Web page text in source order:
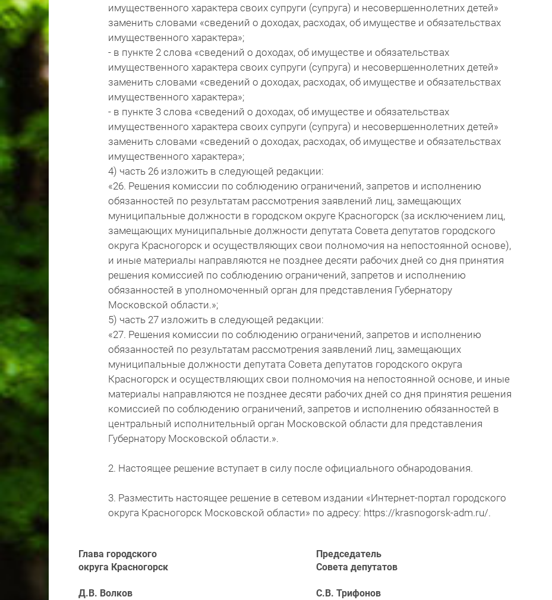
имущественного характера своих супруги (супруга) и несовершеннолетних детей»
заменить словами «сведений о доходах, расходах, об имуществе и обязательствах
имущественного характера»;
- в пункте 2 слова «сведений о доходах, об имуществе и обязательствах
имущественного характера своих супруги (супруга) и несовершеннолетних детей»
заменить словами «сведений о доходах, расходах, об имуществе и обязательствах
имущественного характера»;
- в пункте 3 слова «сведений о доходах, об имуществе и обязательствах
имущественного характера своих супруги (супруга) и несовершеннолетних детей»
заменить словами «сведений о доходах, расходах, об имуществе и обязательствах
имущественного характера»;
4) часть 26 изложить в следующей редакции:
«26. Решения комиссии по соблюдению ограничений, запретов и исполнению
обязанностей по результатам рассмотрения заявлений лиц, замещающих
муниципальные должности в городском округе Красногорск (за исключением лиц,
замещающих муниципальные должности депутата Совета депутатов городского
округа Красногорск и осуществляющих свои полномочия на непостоянной основе),
и иные материалы направляются не позднее десяти рабочих дней со дня принятия
решения комиссией по соблюдению ограничений, запретов и исполнению
обязанностей в уполномоченный орган для представления Губернатору
Московской области.»;
5) часть 27 изложить в следующей редакции:
«27. Решения комиссии по соблюдению ограничений, запретов и исполнению
обязанностей по результатам рассмотрения заявлений лиц, замещающих
муниципальные должности депутата Совета депутатов городского округа
Красногорск и осуществляющих свои полномочия на непостоянной основе, и иные
материалы направляются не позднее десяти рабочих дней со дня принятия решения
комиссией по соблюдению ограничений, запретов и исполнению обязанностей в
центральный исполнительный орган Московской области для представления
Губернатору Московской области.».
2. Настоящее решение вступает в силу после официального обнародования.
3. Разместить настоящее решение в сетевом издании «Интернет-портал городского
округа Красногорск Московской области» по адресу: https://krasnogorsk-adm.ru/.
Глава городского
округа Красногорск
Д.В. Волков
Председатель
Совета депутатов
С.В. Трифонов